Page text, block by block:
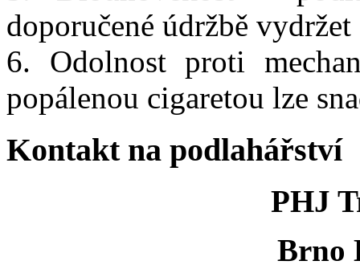
doporučené údržbě vydržet
6. Odolnost proti
popálenou cigaretou lze
Kontakt na podlahářství
PHJ
Brno